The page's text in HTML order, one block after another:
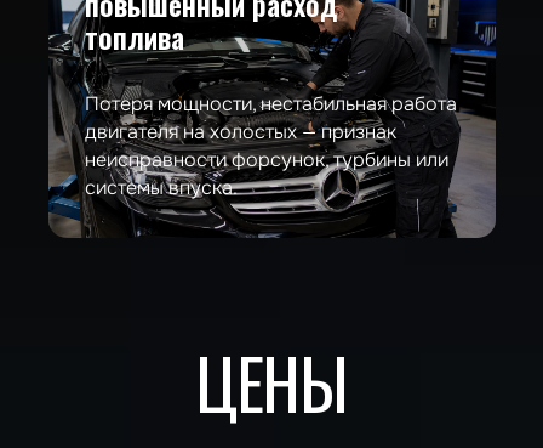
топлива
Потеря мощности, нестабильная работа
двигателя на холостых — признак
неисправности форсунок, турбины или
системы впуска.
MERCEDES E-CLASS
(W211, W212, W213)
ПРИМЕРЫ РАБОТ